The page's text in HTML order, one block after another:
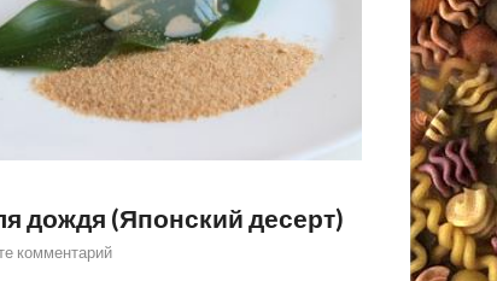
дождя (Японский десерт)
комментарий